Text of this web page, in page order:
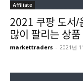
Affiliate
2021 쿠팡 도서/
많이 팔리는 상
markettraders - 2021년